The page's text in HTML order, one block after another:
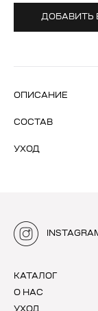
ДОБАВИТЬ
ОПИСАНИЕ
СОСТАВ
УХОД
КАТАЛОГ
О НАС